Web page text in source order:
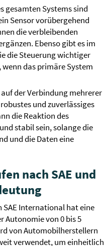
gesamten Systems sind
Sensor vorübergehend
die verbleibenden
Ebenso gibt es im
die Steuerung wichtiger
das primäre System
der Verbindung mehrerer
und zuverlässiges
die Reaktion des
stabil sein, solange die
und die Daten eine
nach SAE und
International hat eine
Autonomie von 0 bis 5
von Automobilherstellern
verwendet, um einheitlich